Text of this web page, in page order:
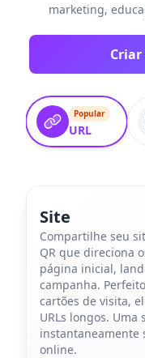
marketing,
Criar
Popular
URL
Site
Compartilhe seu
QR que direciona
página inicial,
campanha.
cartões de visita,
URLs longos.
instantaneamente
online.